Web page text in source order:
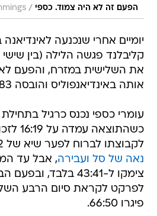
הפעם זה לא היה צמוד. כספי /
יומיים אחרי שנכנעה
קליבלנד פגשה הלילה (בין
את השלישית במזרח, והפעם
אותה באינדיאנפוליס והובסה 102:83.
עומרי כספי נכנס כרגיל
לקבוצתו לברוח לפער שיא של 18:32, כולל
נאה של סל ועבירה, אבל עד
צימקו ל-43:41 בלבד,
לפרקט לקראת סיום הרבע
פיגרו 66:50.